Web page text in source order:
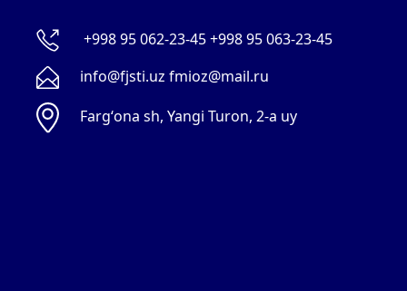
+998 95 062-23-45 +998 95 063-23-45
info@fjsti.uz fmioz@mail.ru
Fargʻona sh, Yangi Turon, 2-a uy